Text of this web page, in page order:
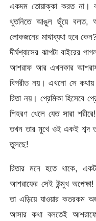
একদম তোয়াক্কা করত না।
থুতনিতে আঙুল ছুঁয়ে বলত,
লোকজনের মাথাব্যথা হবে
দীর্ঘশ্বাসের ঝাপটা বাইরের
আশরাফ আর এখনকার আশরাফ
বিপরীত নয়। এখনো সে
রিতা নয়। প্রেমিকা হিসেবে
শিহরণ খেলে যেত সারা
তখন তার মুখে ওই একই শব্দ
তুলছে!
রিতার মনে হতে থাকে,
আশরাফের সেই উন্মুখ
তা এড়িয়ে যাওয়ার কতরকম
আসার কথা বলতেই